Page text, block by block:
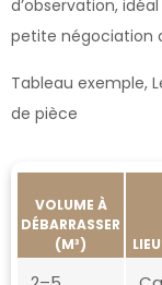
d’observation,
petite négociation
Tableau exemple,
de pièce
VOLUME À
DÉBARRASSER
(M³)